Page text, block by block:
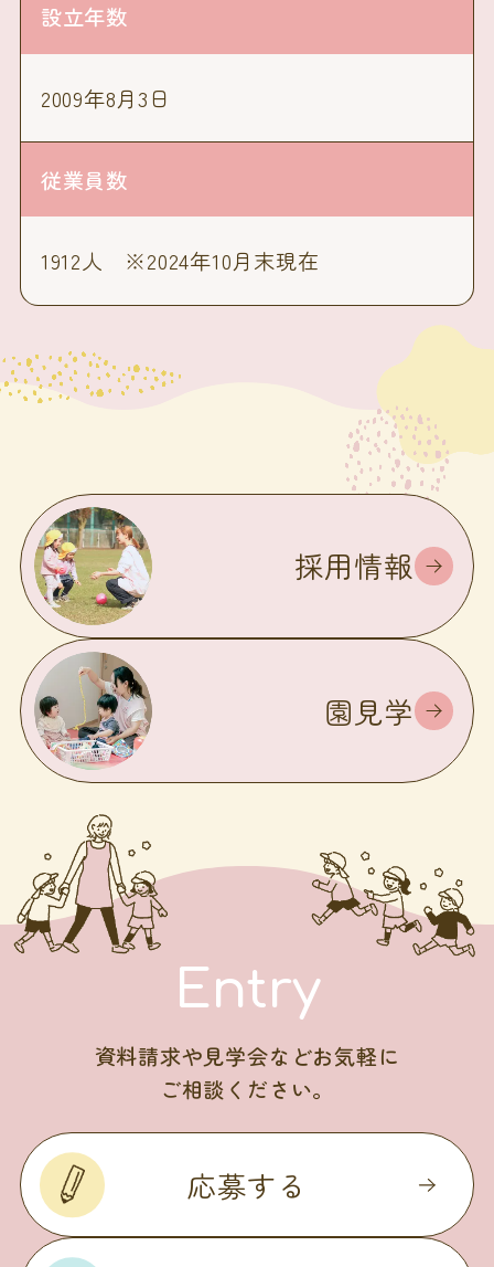
設立年数
2009年8月3日
従業員数
1912人 ※2024年10月末現在
採用情報
園見学
Entry
資料請求や見学会などお気軽に
ご相談ください。
応募する